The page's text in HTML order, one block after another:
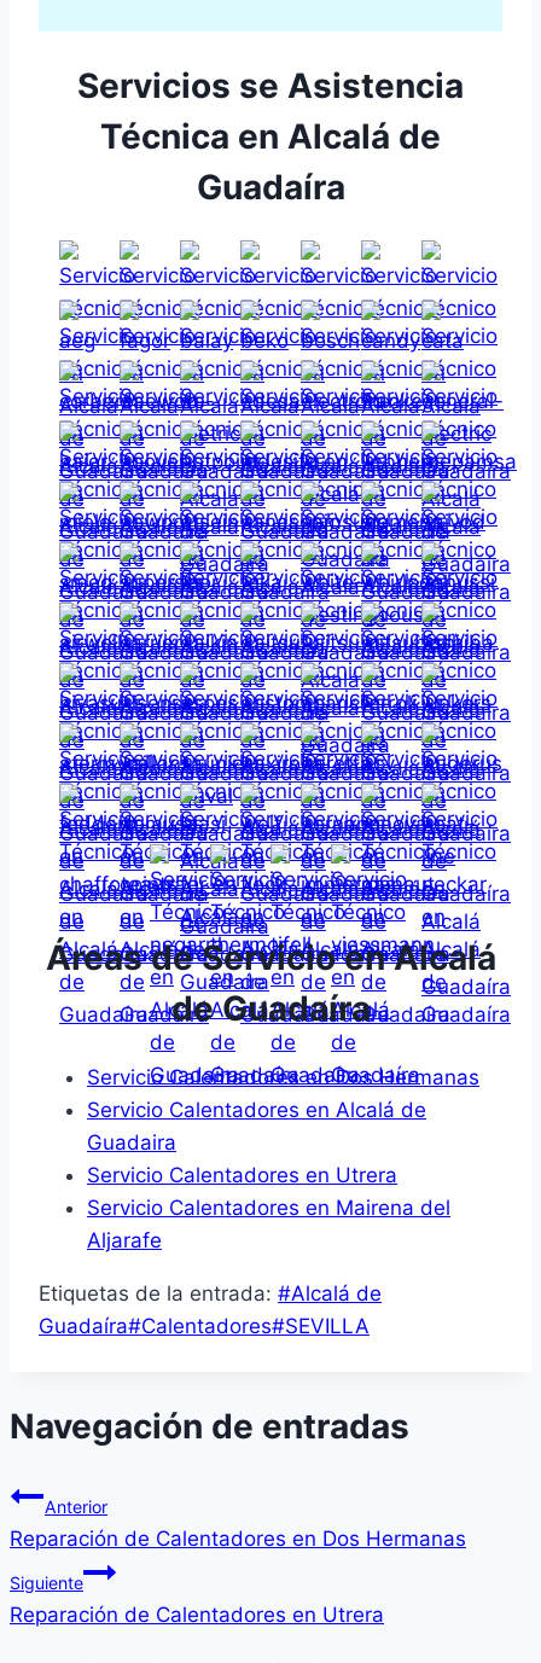
Servicios se Asistencia
Técnica en Alcalá de
Guadaíra
Áreas de Servicio en Alcalá
de Guadaíra
Servicio Calentadores en Dos Hermanas
Servicio Calentadores en Alcalá de
Guadaira
Servicio Calentadores en Utrera
Servicio Calentadores en Mairena del
Aljarafe
Etiquetas de la entrada: #Alcalá de
Guadaíra#Calentadores#SEVILLA
Navegación de entradas
Anterior
Reparación de Calentadores en Dos Hermanas
Siguiente
Reparación de Calentadores en Utrera